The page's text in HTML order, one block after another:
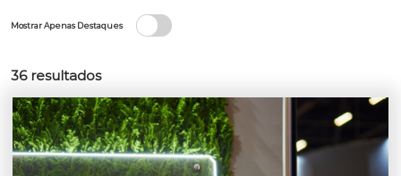
Mostrar Apenas Destaques
36 resultados